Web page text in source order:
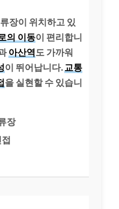
장이 위치하고 있
의 이동이 편리합니
아산역도 가까워
이 뛰어납니다.교통
을 실현할 수 있습니
장